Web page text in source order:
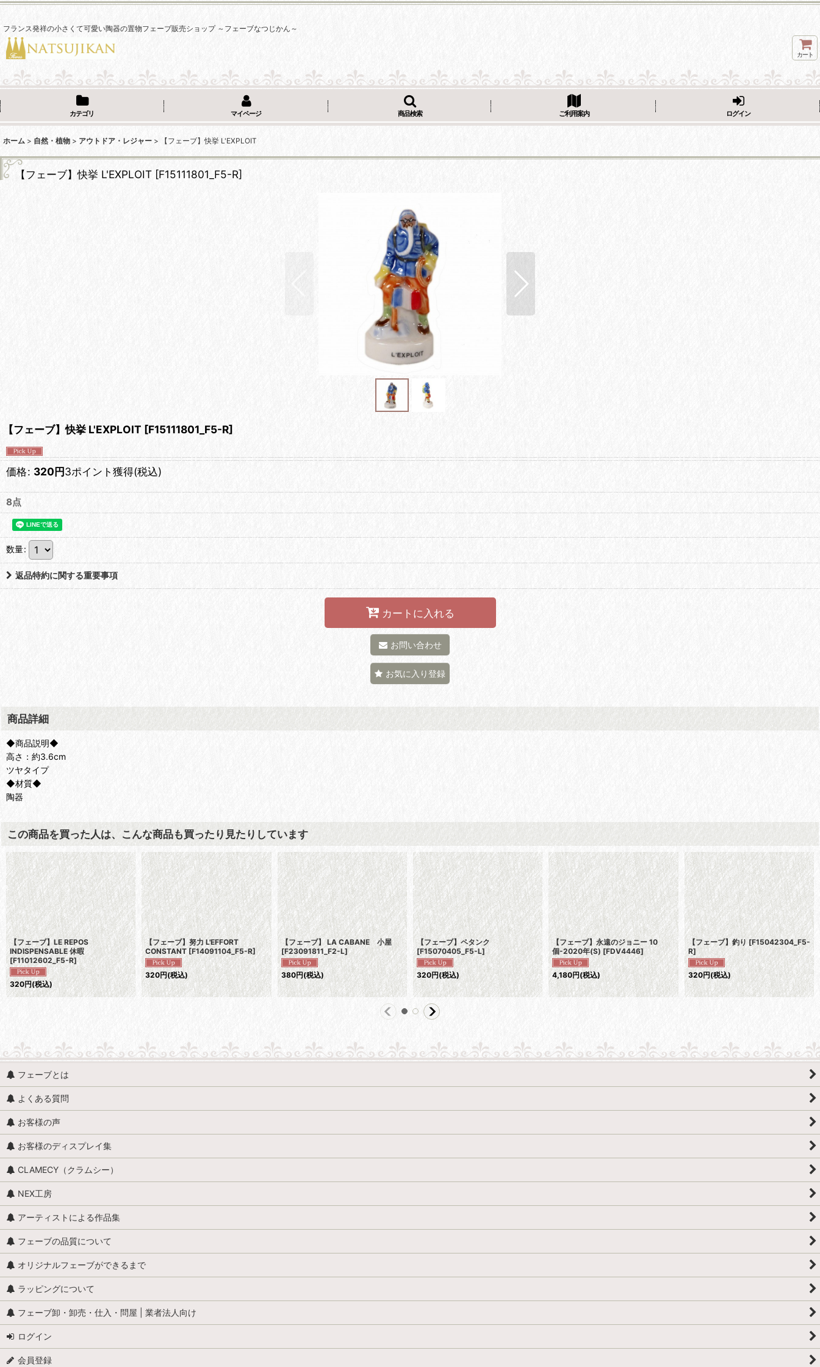
フランス発祥の小さくて可愛い陶器の置物フェーブ販売ショップ ～フェーブなつじかん～
カート
カテゴリ マイページ 商品検索 ご利用案内 ログイン
ホーム > 自然・植物 > アウトドア・レジャー > 【フェーブ】快挙 L'EXPLOIT
【フェーブ】快挙 L'EXPLOIT [F15111801_F5-R]
【フェーブ】快挙 L'EXPLOIT [F15111801_F5-R]
価格: 320円3ポイント獲得(税込)
8点
数量:
返品特約に関する重要事項
カートに入れる
お問い合わせ
お気に入り登録
商品詳細
◆商品説明◆
高さ：約3.6cm
ツヤタイプ
◆材質◆
陶器
この商品を買った人は、こんな商品も買ったり見たりしています
【フェーブ】LE REPOS
INDISPENSABLE 休暇
[F11012602_F5-R]
320円(税込)
【フェーブ】努力 L'EFFORT
CONSTANT [F14091104_F5-R]
320円(税込)
【フェーブ】 LA CABANE 小屋
[F23091811_F2-L]
380円(税込)
【フェーブ】ペタンク
[F15070405_F5-L]
320円(税込)
【フェーブ】永遠のジョニー 10
個-2020年(S) [FDV4446]
4,180円(税込)
【フェーブ】釣り [F15042304_F5-
R]
320円(税込)
フェーブとは
よくある質問
お客様の声
お客様のディスプレイ集
CLAMECY（クラムシー）
NEX工房
アーティストによる作品集
フェーブの品質について
オリジナルフェーブができるまで
ラッピングについて
フェーブ卸・卸売・仕入・問屋 | 業者法人向け
ログイン
会員登録